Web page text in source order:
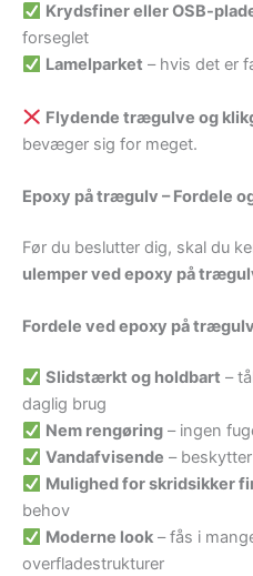
Krydsfiner eller OSB-
forseglet
Lamelparket – hvis det er
Flydende trægulve og
bevæger sig for meget.
Epoxy på trægulv – Fordele
Før du beslutter dig, skal du
ulemper ved epoxy på
Fordele ved epoxy på trægulv
Slidstærkt og holdbart –
daglig brug
Nem rengøring– ingen
Vandafvisende –
Mulighed for skridsikker
behov
Moderne look– fås i
overfladestrukturer